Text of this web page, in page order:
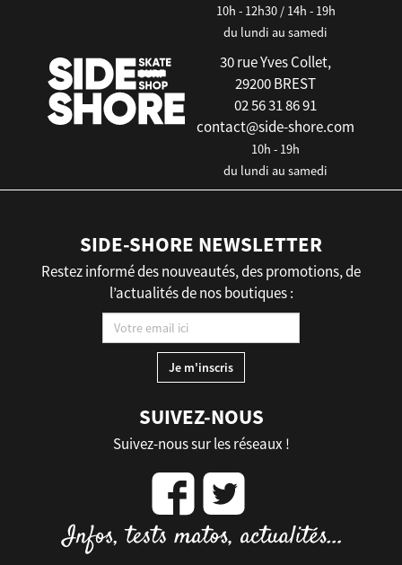
10h - 12h30 / 14h - 19h
du lundi au samedi
30 rue Yves Collet,
29200 BREST
02 56 31 86 91
contact@side-shore.com
10h - 19h
du lundi au samedi
SIDE-SHORE NEWSLETTER
Restez informé des nouveautés, des promotions, de
l’actualités de nos boutiques :
SUIVEZ-NOUS
Suivez-nous sur les réseaux !